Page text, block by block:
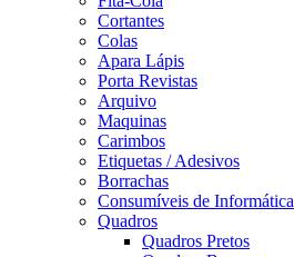
Cortantes
Colas
Apara Lápis
Porta Revistas
Arquivo
Maquinas
Carimbos
Etiquetas / Adesivos
Borrachas
Consumíveis de Informática
Quadros
Quadros Pretos